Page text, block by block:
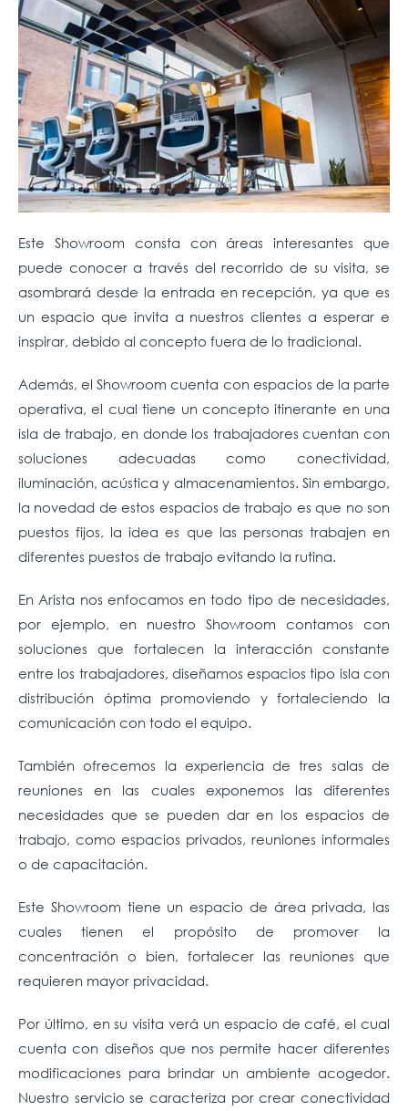
Este Showroom consta con áreas interesantes que
puede conocer a través del recorrido de su visita, se
asombrará desde la entrada en recepción, ya que es
un espacio que invita a nuestros clientes a esperar e
inspirar, debido al concepto fuera de lo tradicional.
Además, el Showroom cuenta con espacios de la parte
operativa, el cual tiene un concepto itinerante en una
isla de trabajo, en donde los trabajadores cuentan con
soluciones adecuadas como conectividad,
iluminación, acústica y almacenamientos. Sin embargo,
la novedad de estos espacios de trabajo es que no son
puestos fijos, la idea es que las personas trabajen en
diferentes puestos de trabajo evitando la rutina.
En Arista nos enfocamos en todo tipo de necesidades,
por ejemplo, en nuestro Showroom contamos con
soluciones que fortalecen la interacción constante
entre los trabajadores, diseñamos espacios tipo isla con
distribución óptima promoviendo y fortaleciendo la
comunicación con todo el equipo.
También ofrecemos la experiencia de tres salas de
reuniones en las cuales exponemos las diferentes
necesidades que se pueden dar en los espacios de
trabajo, como espacios privados, reuniones informales
o de capacitación.
Este Showroom tiene un espacio de área privada, las
cuales tienen el propósito de promover la
concentración o bien, fortalecer las reuniones que
requieren mayor privacidad.
Por último, en su visita verá un espacio de café, el cual
cuenta con diseños que nos permite hacer diferentes
modificaciones para brindar un ambiente acogedor.
Nuestro servicio se caracteriza por crear conectividad